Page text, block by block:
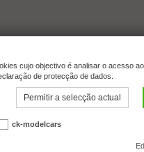
cujo objectivo é analisar o acesso
de protecção de dados.
Permitir a selecção actual
ck-modelcars